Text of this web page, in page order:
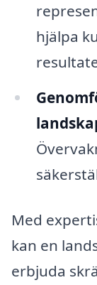
hjälpa
Med
kan en
erbjuda